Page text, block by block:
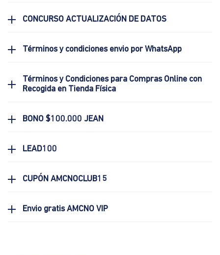
CONCURSO ACTUALIZACIÓN DE DATOS
Términos y condiciones envio por WhatsApp
Términos y Condiciones para Compras Online con
Recogida en Tienda Física
BONO $100.000 JEAN
LEAD100
CUPÓN AMCNOCLUB15
Envio gratis AMCNO VIP